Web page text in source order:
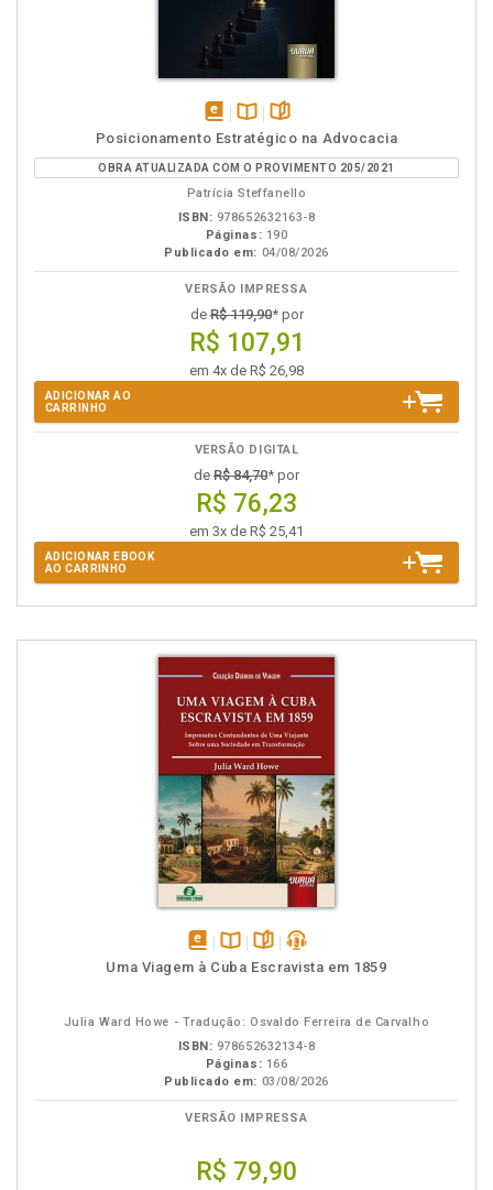
disponível
em
eBook
Disponível
na
B.V.
páginas
Posicionamento Estratégico na Advocacia
OBRA ATUALIZADA COM O PROVIMENTO 205/2021
Patrícia Steffanello
ISBN: 978652632163-8
Páginas: 190
Publicado em: 04/08/2026
VERSÃO IMPRESSA
deR$ 119,90* por
R$ 107,91
em 4x de R$ 26,98
ADICIONAR AO
CARRINHO
VERSÃO DIGITAL
de R$ 84,70* por
R$ 76,23
em 3x de R$ 25,41
ADICIONAR EBOOK
AO CARRINHO
disponívelDisponível
páginaspodcast
Uma Viagem à Cuba Escravista em 1859
Julia Ward Howe - Tradução: Osvaldo Ferreira de Carvalho
ISBN: 978652632134-8
Páginas: 166
Publicado em: 03/08/2026
VERSÃO IMPRESSA
R$ 79,90